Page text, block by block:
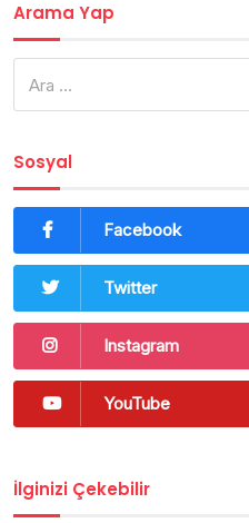
Arama Yap
Sosyal
Facebook
Twitter
Instagram
YouTube
İlginizi Çekebilir